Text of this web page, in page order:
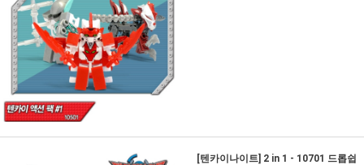
[텐카이나이트] 2 in 1 - 10701 드롭쉽